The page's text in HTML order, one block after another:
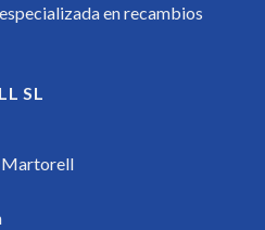
en recambios
SL
Martorell